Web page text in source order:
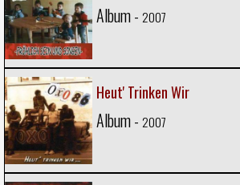
Album - 2007
Heut' Trinken Wir
Album - 2007